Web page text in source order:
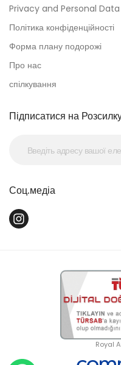
Privacy and Personal
Політика конфіденційності
Форма плану подорожі
Про нас
спілкування
Підписатися на
Соц.медіа
Royal